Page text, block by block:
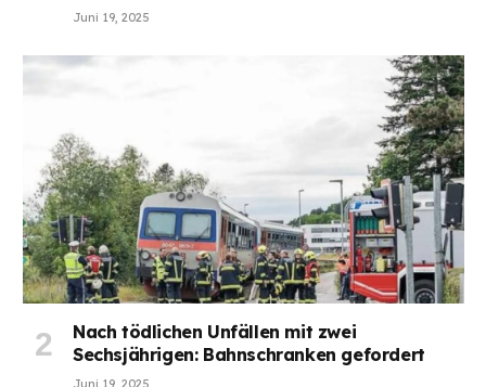
Juni 19, 2025
Nach tödlichen Unfällen mit zwei
Sechsjährigen: Bahnschranken gefordert
Juni 19, 2025